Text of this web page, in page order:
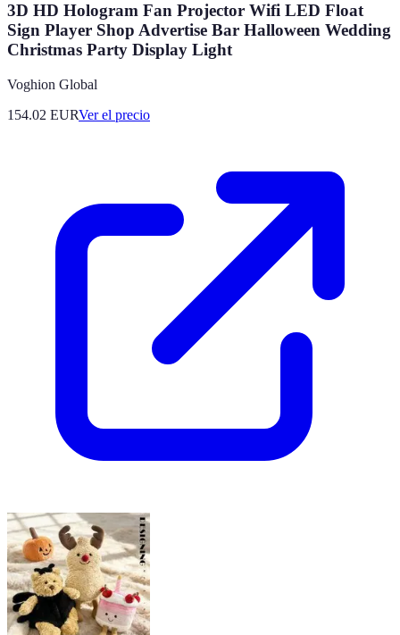
3D HD Hologram Fan Projector Wifi LED Float
Sign Player Shop Advertise Bar Halloween Wedding
Christmas Party Display Light
Voghion Global
154.02 EURVer el precio